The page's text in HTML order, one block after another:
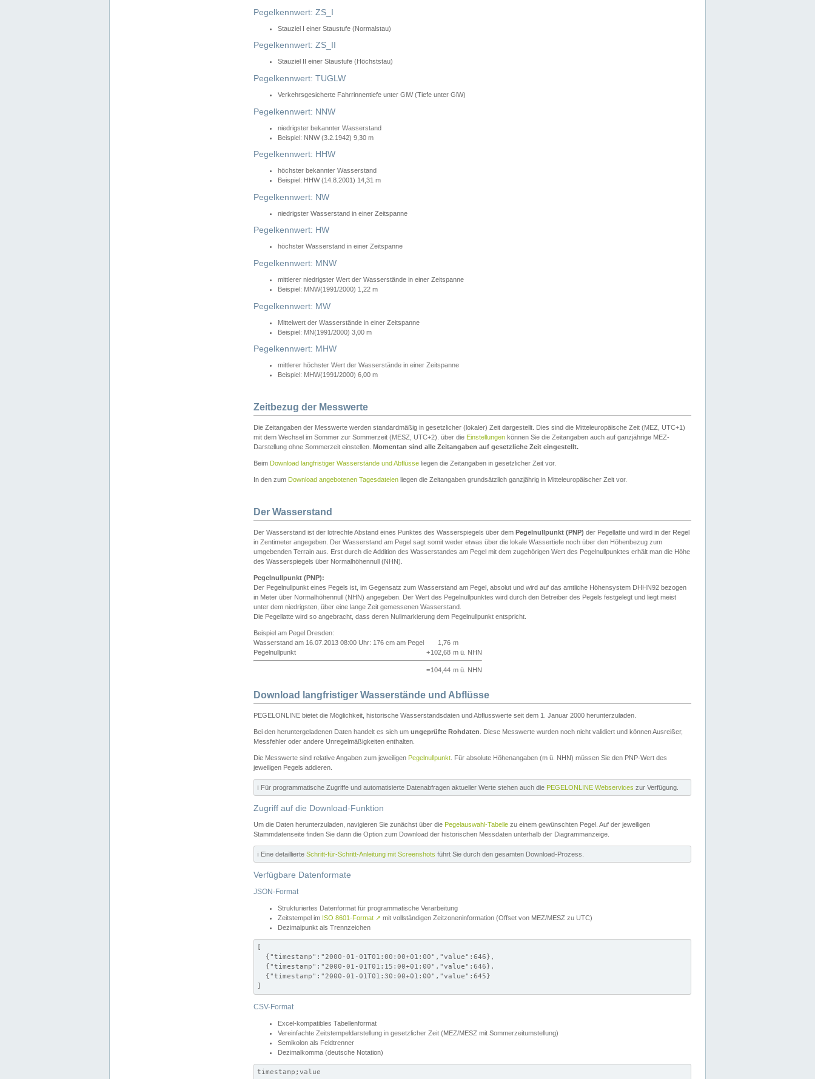
Pegelkennwert: ZS_I
Stauziel I einer Staustufe (Normalstau)
Pegelkennwert: ZS_II
Stauziel II einer Staustufe (Höchststau)
Pegelkennwert: TUGLW
Verkehrsgesicherte Fahrrinnentiefe unter GlW (Tiefe unter GlW)
Pegelkennwert: NNW
niedrigster bekannter Wasserstand
Beispiel: NNW (3.2.1942) 9,30 m
Pegelkennwert: HHW
höchster bekannter Wasserstand
Beispiel: HHW (14.8.2001) 14,31 m
Pegelkennwert: NW
niedrigster Wasserstand in einer Zeitspanne
Pegelkennwert: HW
höchster Wasserstand in einer Zeitspanne
Pegelkennwert: MNW
mittlerer niedrigster Wert der Wasserstände in einer Zeitspanne
Beispiel: MNW(1991/2000) 1,22 m
Pegelkennwert: MW
Mittelwert der Wasserstände in einer Zeitspanne
Beispiel: MN(1991/2000) 3,00 m
Pegelkennwert: MHW
mittlerer höchster Wert der Wasserstände in einer Zeitspanne
Beispiel: MHW(1991/2000) 6,00 m
Zeitbezug der Messwerte
Die Zeitangaben der Messwerte werden standardmäßig in gesetzlicher (lokaler) Zeit dargestellt. Dies sind die Mitteleuropäische Zeit (MEZ, UTC+1)
mit dem Wechsel im Sommer zur Sommerzeit (MESZ, UTC+2). über die Einstellungen können Sie die Zeitangaben auch auf ganzjährige MEZ-
Darstellung ohne Sommerzeit einstellen. Momentan sind alle Zeitangaben auf gesetzliche Zeit eingestellt.
Beim Download langfristiger Wasserstände und Abflüsse liegen die Zeitangaben in gesetzlicher Zeit vor.
In den zum Download angebotenen Tagesdateien liegen die Zeitangaben grundsätzlich ganzjährig in Mitteleuropäischer Zeit vor.
Der Wasserstand
Der Wasserstand ist der lotrechte Abstand eines Punktes des Wasserspiegels über dem Pegelnullpunkt (PNP) der Pegellatte und wird in der Regel
in Zentimeter angegeben. Der Wasserstand am Pegel sagt somit weder etwas über die lokale Wassertiefe noch über den Höhenbezug zum
umgebenden Terrain aus. Erst durch die Addition des Wasserstandes am Pegel mit dem zugehörigen Wert des Pegelnullpunktes erhält man die Höhe
des Wasserspiegels über Normalhöhennull (NHN).
Pegelnullpunkt (PNP):
Der Pegelnullpunkt eines Pegels ist, im Gegensatz zum Wasserstand am Pegel, absolut und wird auf das amtliche Höhensystem DHHN92 bezogen
in Meter über Normalhöhennull (NHN) angegeben. Der Wert des Pegelnullpunktes wird durch den Betreiber des Pegels festgelegt und liegt meist
unter dem niedrigsten, über eine lange Zeit gemessenen Wasserstand.
Die Pegellatte wird so angebracht, dass deren Nullmarkierung dem Pegelnullpunkt entspricht.
Beispiel am Pegel Dresden:
Wasserstand am 16.07.2013 08:00 Uhr: 176 cm am Pegel
1,76 m
Pegelnullpunkt
+102,68 m ü. NHN
=104,44 m ü. NHN
Download langfristiger Wasserstände und Abflüsse
PEGELONLINE bietet die Möglichkeit, historische Wasserstandsdaten und Abflusswerte seit dem 1. Januar 2000 herunterzuladen.
Bei den heruntergeladenen Daten handelt es sich um ungeprüfte Rohdaten . Diese Messwerte wurden noch nicht validiert und können Ausreißer,
Messfehler oder andere Unregelmäßigkeiten enthalten.
Die Messwerte sind relative Angaben zum jeweiligen Pegelnullpunkt . Für absolute Höhenangaben (m ü. NHN) müssen Sie den PNP-Wert des
jeweiligen Pegels addieren.
ℹ️ Für programmatische Zugriffe und automatisierte Datenabfragen aktueller Werte stehen auch die PEGELONLINE Webservices zur Verfügung.
Zugriff auf die Download-Funktion
Um die Daten herunterzuladen, navigieren Sie zunächst über die Pegelauswahl-Tabelle zu einem gewünschten Pegel. Auf der jeweiligen
Stammdatenseite finden Sie dann die Option zum Download der historischen Messdaten unterhalb der Diagrammanzeige.
ℹ️ Eine detaillierte Schritt-für-Schritt-Anleitung mit Screenshots führt Sie durch den gesamten Download-Prozess.
Verfügbare Datenformate
JSON-Format
Strukturiertes Datenformat für programmatische Verarbeitung
Zeitstempel im ISO 8601-Format ↗ mit vollständigen Zeitzoneninformation (Offset von MEZ/MESZ zu UTC)
Dezimalpunkt als Trennzeichen
[
  {"timestamp":"2000-01-01T01:00:00+01:00","value":646},
  {"timestamp":"2000-01-01T01:15:00+01:00","value":646},
  {"timestamp":"2000-01-01T01:30:00+01:00","value":645}
]
CSV-Format
Excel-kompatibles Tabellenformat
Vereinfachte Zeitstempeldarstellung in gesetzlicher Zeit (MEZ/MESZ mit Sommerzeitumstellung)
Semikolon als Feldtrenner
Dezimalkomma (deutsche Notation)
timestamp;value